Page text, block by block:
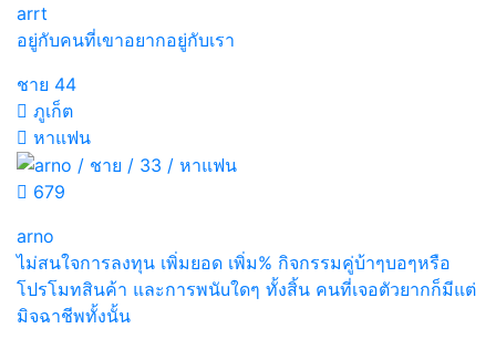
arrt
อยู่กับคนที่เขาอยากอยู่กับเรา
ชาย 44
ภูเก็ต
หาแฟน
679
arno
ไม่สนใจการลงทุน เพิ่มยอด เพิ่ม% กิจกรรมคู่บ้าๆบอๆหรือ
โปรโมทสินค้า และการพนัuใดๆ ทั้งสิ้น คนที่เจอตัวยากก็มีแต่
มิจฉาชีพทั้งนั้น